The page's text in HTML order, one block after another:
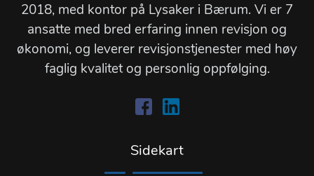
2018, med kontor på Lysaker i Bærum. Vi er 7
ansatte med bred erfaring innen revisjon og
økonomi, og leverer revisjonstjenester med høy
faglig kvalitet og personlig oppfølging.
Sidekart